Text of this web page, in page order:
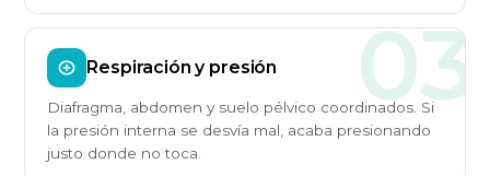
03
Respiración y presión
Diafragma, abdomen y suelo pélvico coordinados. Si
la presión interna se desvía mal, acaba presionando
justo donde no toca.